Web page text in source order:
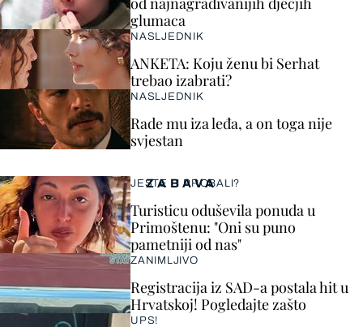
ZABAVA
JESTE LI PROBALI?
Turisticu oduševila ponuda u
Primoštenu: "Oni su puno
pametniji od nas"
ZANIMLJIVO
Registracija iz SAD-a postala hit u
Hrvatskoj! Pogledajte zašto
UPS!
glumaca
NASLJEDNIK
ANKETA: Koju ženu bi Serhat
trebao izabrati?
NASLJEDNIK
Rade mu iza leđa, a on toga nije
svjestan